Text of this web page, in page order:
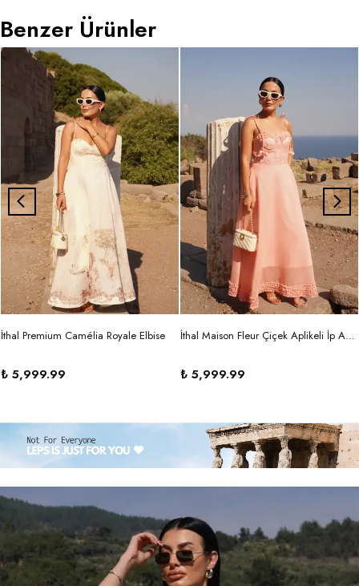
Benzer Ürünler
İthal Premium Camélia Royale Elbise
₺ 5,999.99
İthal Maison Fleur Çiçek Aplikeli İp Askılı Maxi Elbise
₺ 5,999.99